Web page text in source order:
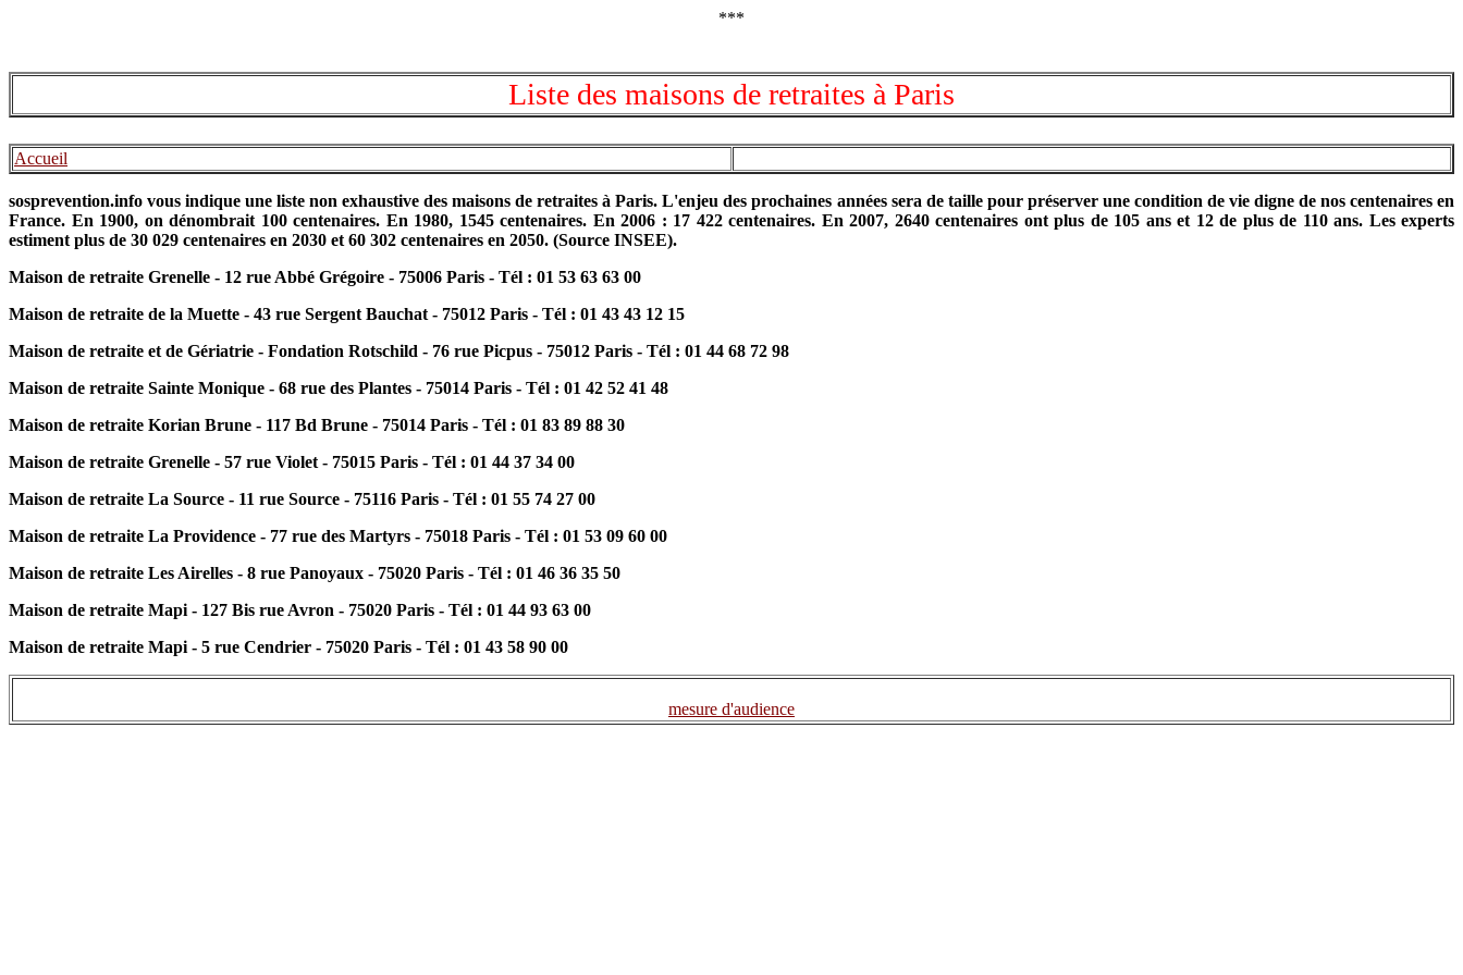
***
Liste des maisons de retraites à Paris
Accueil
sosprevention.info vous indique une liste non exhaustive des maisons de retraites à Paris. L'enjeu des prochaines années sera de taille pour préserver une condition de vie digne de nos centenaires en
France. En 1900, on dénombrait 100 centenaires. En 1980, 1545 centenaires. En 2006 : 17 422 centenaires. En 2007, 2640 centenaires ont plus de 105 ans et 12 de plus de 110 ans. Les experts
estiment plus de 30 029 centenaires en 2030 et 60 302 centenaires en 2050. (Source INSEE).
Maison de retraite Grenelle - 12 rue Abbé Grégoire - 75006 Paris - Tél : 01 53 63 63 00
Maison de retraite de la Muette - 43 rue Sergent Bauchat - 75012 Paris - Tél : 01 43 43 12 15
Maison de retraite et de Gériatrie - Fondation Rotschild - 76 rue Picpus - 75012 Paris - Tél : 01 44 68 72 98
Maison de retraite Sainte Monique - 68 rue des Plantes - 75014 Paris - Tél : 01 42 52 41 48
Maison de retraite Korian Brune - 117 Bd Brune - 75014 Paris - Tél : 01 83 89 88 30
Maison de retraite Grenelle - 57 rue Violet - 75015 Paris - Tél : 01 44 37 34 00
Maison de retraite La Source - 11 rue Source - 75116 Paris - Tél : 01 55 74 27 00
Maison de retraite La Providence - 77 rue des Martyrs - 75018 Paris - Tél : 01 53 09 60 00
Maison de retraite Les Airelles - 8 rue Panoyaux - 75020 Paris - Tél : 01 46 36 35 50
Maison de retraite Mapi - 127 Bis rue Avron - 75020 Paris - Tél : 01 44 93 63 00
Maison de retraite Mapi - 5 rue Cendrier - 75020 Paris - Tél : 01 43 58 90 00
mesure d'audience